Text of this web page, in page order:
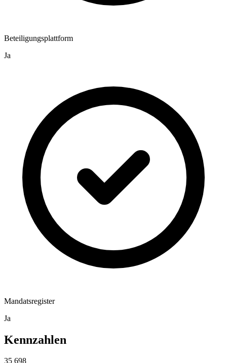
Beteiligungsplattform
Ja
Mandatsregister
Ja
Kennzahlen
35 698